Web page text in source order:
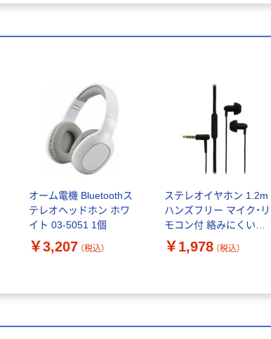
オーム電機 Bluetoothス
テレオヘッドホン ホワ
イト 03-5051 1個
￥3,207 （税込）
ステレオイヤホン 1.2m
ハンズフリー マイク・リ
モコン付 絡みにくいフ
ラットケーブル インナ
ーイヤー ブラック オウ
￥1,978 （税込）